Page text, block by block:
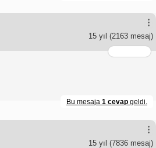
15 yıl (2163 mesaj)
Bu mesaja 1 cevap geldi.
15 yıl (7836 mesaj)